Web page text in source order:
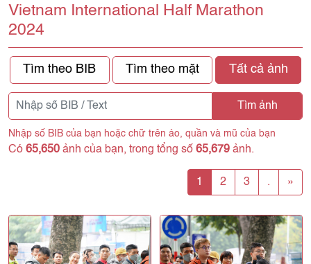
Vietnam International Half Marathon
2024
Tìm theo BIB Tìm theo mặt Tất cả ảnh
Tìm ảnh
Nhập số BIB của bạn hoặc chữ trên áo, quần và mũ của bạn
Có 65,650 ảnh của bạn, trong tổng số 65,679 ảnh.
1 2 3 . »